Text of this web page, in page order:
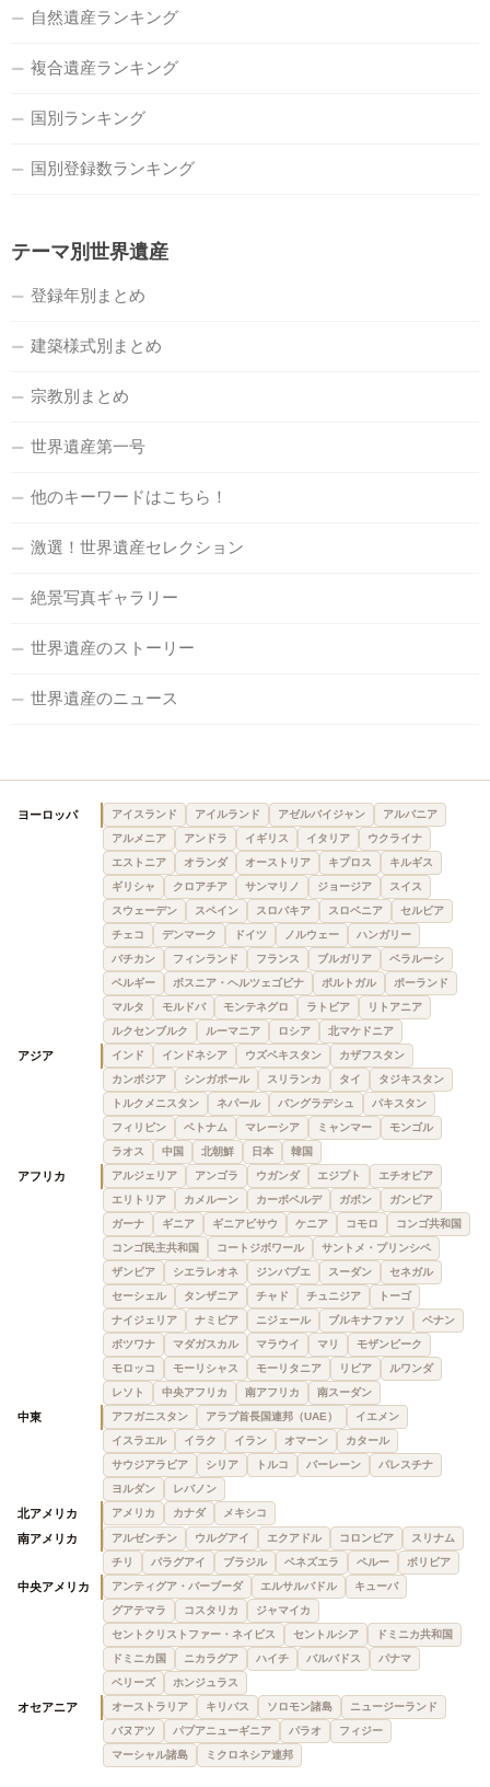
自然遺産ランキング
複合遺産ランキング
国別ランキング
国別登録数ランキング
テーマ別世界遺産
登録年別まとめ
建築様式別まとめ
宗教別まとめ
世界遺産第一号
他のキーワードはこちら！
激選！世界遺産セレクション
絶景写真ギャラリー
世界遺産のストーリー
世界遺産のニュース
ヨーロッパ アイスランド アイルランド アゼルバイジャン
アルバニア
アルメニア
アンドラ イギリス イタリア
ウクライナ
エストニア
オランダ オーストリア キプロス
キルギス
ギリシャ
クロアチア サンマリノ ジョージア
スイス
スウェーデン
スペイン スロバキア スロベニア
セルビア
チェコ
デンマーク ドイツ ノルウェー
ハンガリー
バチカン
フィンランド フランス ブルガリア
ベラルーシ
ベルギー
ボスニア・ヘルツェゴビナ ポルトガル
ポーランド
マルタ
モルドバ モンテネグロ ラトビア
リトアニア
ルクセンブルク
ルーマニア ロシア 北マケドニア
アジア インド インドネシア ウズベキスタン
カザフスタン
カンボジア
シンガポール スリランカ タイ
タジキスタン
トルクメニスタン
ネパール バングラデシュ
パキスタン
フィリピン
ベトナム マレーシア ミャンマー
モンゴル
ラオス
中国 北朝鮮 日本 韓国
アフリカ アルジェリア アンゴラ ウガンダ エジプト
エチオピア
エリトリア
カメルーン カーボベルデ ガボン
ガンビア
ガーナ
ギニア ギニアビサウ ケニア コモロ
コンゴ共和国
コンゴ民主共和国
コートジボワール
サントメ・プリンシペ
ザンビア
シエラレオネ ジンバブエ スーダン
セネガル
セーシェル
タンザニア チャド チュニジア
トーゴ
ナイジェリア
ナミビア ニジェール ブルキナファソ
ベナン
ボツワナ
マダガスカル マラウイ マリ
モザンビーク
モロッコ
モーリシャス モーリタニア リビア
ルワンダ
レソト
中央アフリカ 南アフリカ 南スーダン
中東 アフガニスタン アラブ首長国連邦（UAE）
イエメン
イスラエル
イラク イラン オマーン
カタール
サウジアラビア
シリア トルコ バーレーン
パレスチナ
ヨルダン
レバノン
北アメリカ アメリカ カナダ メキシコ
南アメリカ アルゼンチン ウルグアイ エクアドル コロンビア
スリナム
チリ
パラグアイ ブラジル ベネズエラ ペルー ボリビア
中央アメリカ アンティグア・バーブーダ エルサルバドル
キューバ
グアテマラ
コスタリカ
ジャマイカ
セントクリストファー・ネイビス
セントルシア
ドミニカ共和国
ドミニカ国
ニカラグア ハイチ バルバドス
パナマ
ベリーズ
ホンジュラス
オセアニア オーストラリア キリバス ソロモン諸島
ニュージーランド
バヌアツ
パプアニューギニア パラオ
フィジー
マーシャル諸島
ミクロネシア連邦